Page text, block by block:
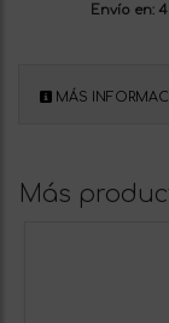
Envío en:
MÁS
Más